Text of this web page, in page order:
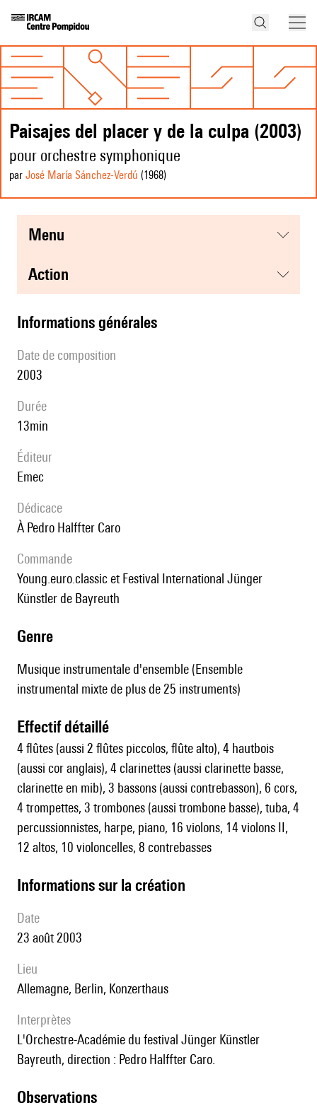
Paisajes del placer y de la culpa (2003)
pour orchestre symphonique
par José María Sánchez-Verdú (1968)
menu
action
informations générales
date de composition
2003
durée
13min
éditeur
Emec
Dédicace
à Pedro Halffter Caro
Commande
young.euro.classic et Festival International Jünger
Künstler de Bayreuth
genre
Musique instrumentale d'ensemble (Ensemble
instrumental mixte de plus de 25 instruments)
effectif détaillé
4 flûtes (aussi 2 flûtes piccolos, flûte alto), 4 hautbois
(aussi cor anglais), 4 clarinettes (aussi clarinette basse,
clarinette en mib), 3 bassons (aussi contrebasson), 6 cors,
4 trompettes, 3 trombones (aussi trombone basse), tuba, 4
percussionnistes, harpe, piano, 16 violons, 14 violons II,
12 altos, 10 violoncelles, 8 contrebasses
informations sur la création
date
23 août 2003
lieu
Allemagne, Berlin, Konzerthaus
interprètes
l'Orchestre-Académie du festival Jünger Künstler
Bayreuth, direction : Pedro Halffter Caro.
observations